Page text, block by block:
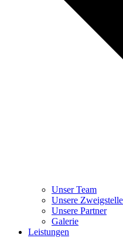
Unser Team
Unsere
Unsere Partner
Galerie
Leistungen